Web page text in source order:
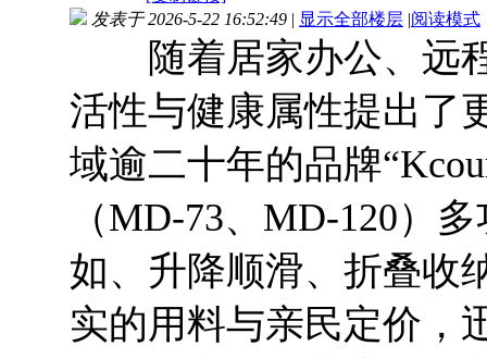
发表于 2026-5-22 16:52:49 | 显示全部楼层 |阅读模式
随着居家办公、远程
活性与健康属性提出了
域逾二十年的品牌
（MD-73、MD-120）
如、升降顺滑、折叠收
实的用料与亲民定价，